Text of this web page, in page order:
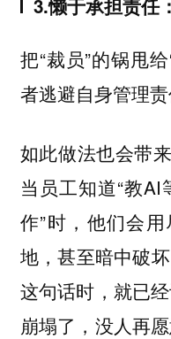
3.懒于承担责任：
把“裁员”的锅甩
者逃避自身管理责
如此做法也会带
当员工知道“教
作”时，他们会
地，甚至暗中破
这句话时，就已
崩塌了，没人再